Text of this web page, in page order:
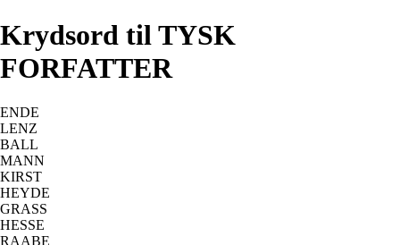
Krydsord til TYSK
FORFATTER
ENDE
LENZ
BALL
MANN
KIRST
HEYDE
GRASS
HESSE
RAABE